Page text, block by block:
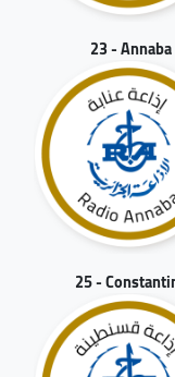
23 - Annaba
25 -